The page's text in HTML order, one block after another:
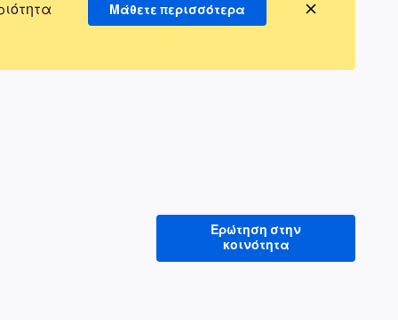
Μάθετε περισσότερα
Ερώτηση στην
κοινότητα